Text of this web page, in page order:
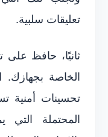
تعليقات سلبية.
ثانيًا، حافظ على
الخاصة بجهازك.
تحسينات أمنية
المحتملة التي